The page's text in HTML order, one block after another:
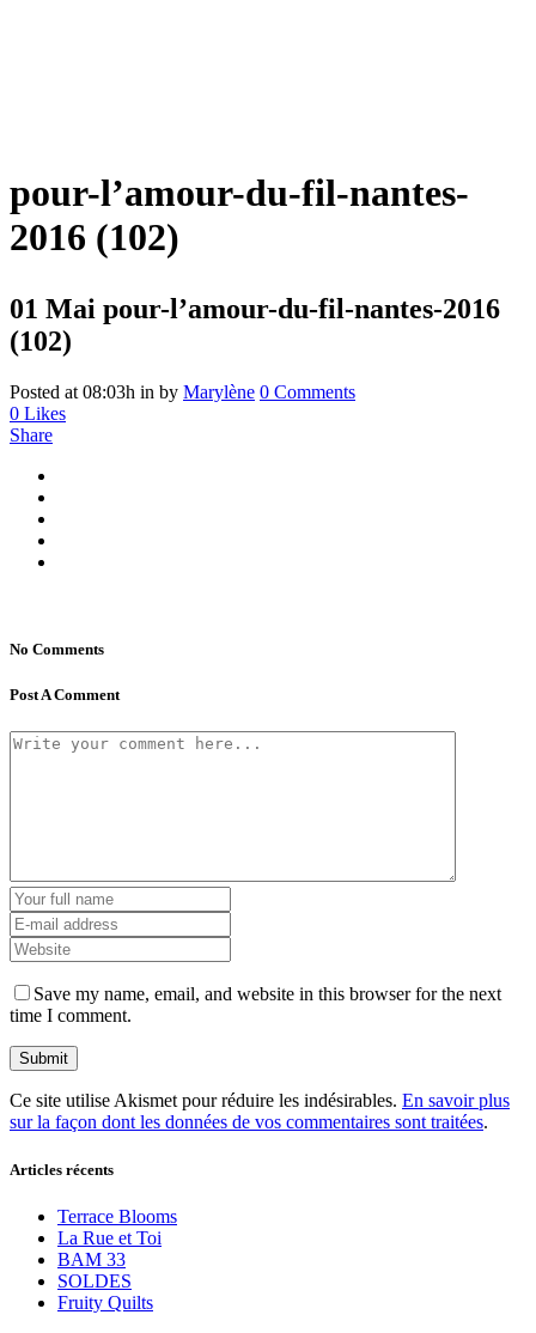
pour-l’amour-du-fil-nantes-
2016 (102)
01 Mai pour-l’amour-du-fil-nantes-2016
(102)
Posted at 08:03h in by Marylène 0 Comments
0 Likes
Share
No Comments
Post A Comment
Save my name, email, and website in this browser for the next
time I comment.
Ce site utilise Akismet pour réduire les indésirables. En savoir plus
sur la façon dont les données de vos commentaires sont traitées.
Articles récents
Terrace Blooms
La Rue et Toi
BAM 33
SOLDES
Fruity Quilts